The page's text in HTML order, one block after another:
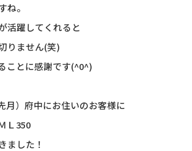
ね。
活躍してくれると
りません(笑)
ことに感謝です(^0^)
月）府中にお住いのお客様に
Ｌ350
ました！